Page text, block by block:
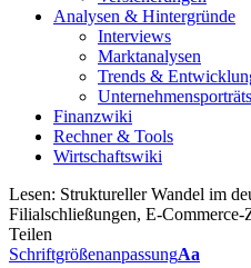
Analysen & Hintergründe
Interviews
Marktanalysen
Trends &
Unternehmensporträts
Finanzwiki
Rechner & Tools
Wirtschaftswiki
Lesen: Struktureller Wandel im
Filialschließungen, E-
Teilen
SchriftgrößenanpassungAa